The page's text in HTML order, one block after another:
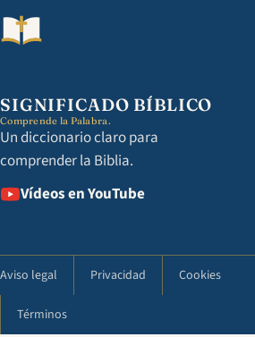
SIGNIFICADO BÍBLICO
Comprende la Palabra.
Un diccionario claro para
comprender la Biblia.
Vídeos en YouTube
Aviso legal Privacidad Cookies
Términos